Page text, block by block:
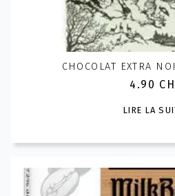
CHOCOLAT EXTRA
4.90
LIRE LA